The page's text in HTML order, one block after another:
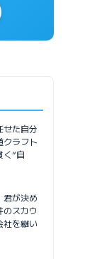
せた自分
ラフト
く”自
君が決め
スカウ
社を継い